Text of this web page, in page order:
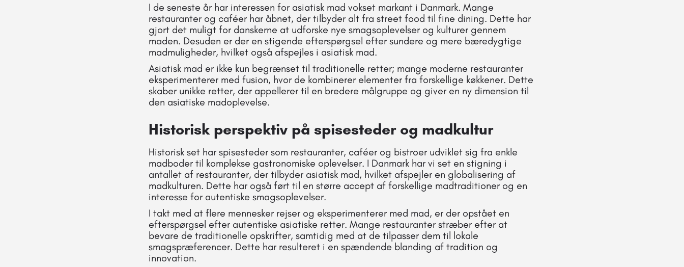
I de seneste år har interessen for asiatisk mad vokset markant i Danmark. Mange
restauranter og caféer har åbnet, der tilbyder alt fra street food til fine dining. Dette har
gjort det muligt for danskerne at udforske nye smagsoplevelser og kulturer gennem
maden. Desuden er der en stigende efterspørgsel efter sundere og mere bæredygtige
madmuligheder, hvilket også afspejles i asiatisk mad.
Asiatisk mad er ikke kun begrænset til traditionelle retter; mange moderne restauranter
eksperimenterer med fusion, hvor de kombinerer elementer fra forskellige køkkener. Dette
skaber unikke retter, der appellerer til en bredere målgruppe og giver en ny dimension til
den asiatiske madoplevelse.
Historisk perspektiv på spisesteder og madkultur
Historisk set har spisesteder som restauranter, caféer og bistroer udviklet sig fra enkle
madboder til komplekse gastronomiske oplevelser. I Danmark har vi set en stigning i
antallet af restauranter, der tilbyder asiatisk mad, hvilket afspejler en globalisering af
madkulturen. Dette har også ført til en større accept af forskellige madtraditioner og en
interesse for autentiske smagsoplevelser.
I takt med at flere mennesker rejser og eksperimenterer med mad, er der opstået en
efterspørgsel efter autentiske asiatiske retter. Mange restauranter stræber efter at
bevare de traditionelle opskrifter, samtidig med at de tilpasser dem til lokale
smagspræferencer. Dette har resulteret i en spændende blanding af tradition og
innovation.